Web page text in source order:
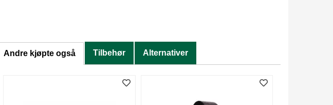
Andre kjøpte også Tilbehør Alternativer